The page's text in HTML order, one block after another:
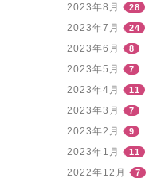
2023年8月 28
2023年7月 24
2023年6月 8
2023年5月 7
2023年4月 11
2023年3月 7
2023年2月 9
2023年1月 11
2022年12月 7